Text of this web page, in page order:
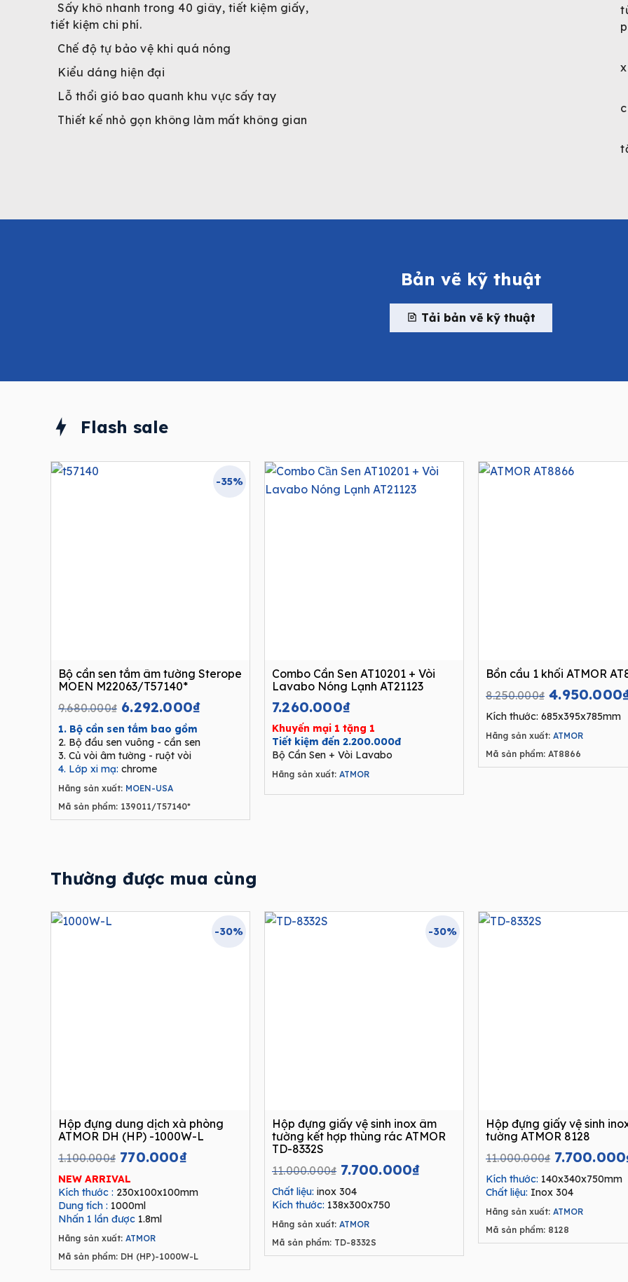
Sấy khô nhanh trong 40 giây, tiết kiệm giấy,
tiết kiệm chi phí.
Chế độ tự bảo vệ khi quá nóng
Kiểu dáng hiện đại
Lỗ thổi gió bao quanh khu vực sấy tay
Thiết kế nhỏ gọn không làm mất không gian
Bản vẽ kỹ thuật
Tải bản vẽ kỹ thuật
Flash sale
-35%
Bộ cần sen tắm âm tường Sterope
MOEN M22063/T57140*
9.680.000₫ Original
price
was:
9.680.000₫.
6.292.000₫Current
6.292.000₫.
1. Bộ cần sen tắm bao gồm
2. Bộ đầu sen vuông - cần sen
3. Củ vòi âm tường - ruột vòi
4. Lớp xi mạ: chrome
Hãng sản xuất: MOEN-USA
Mã sản phẩm: 139011/T57140*
Combo Cần Sen AT10201 + Vòi
Lavabo Nóng Lạnh AT21123
7.260.000₫
Khuyến mại 1 tặng 1
Tiết kiệm đến 2.200.000đ
Bộ Cần Sen + Vòi Lavabo
Hãng sản xuất: ATMOR
Bồn cầu 1 khối ATMOR
8.250.000₫ Original
price
was:
4.950.000
Kích thước: 685x395x785mm
Hãng sản xuất: ATMOR
Mã sản phẩm: AT8866
Thường được mua cùng
-30%
Hộp đựng dung dịch xà phòng
ATMOR DH (HP) -1000W-L
1.100.000₫ Original
price
was:
1.100.000₫.
770.000₫Current
is:
NEW ARRIVAL
Kích thước : 230x100x100mm
Dung tích : 1000ml
Nhấn 1 lần được 1.8ml
Hãng sản xuất: ATMOR
Mã sản phẩm: DH (HP)-1000W-L
-30%
Hộp đựng giấy vệ sinh inox âm
tường kết hợp thùng rác ATMOR
TD-8332S
11.000.000₫ Original
price
was:
7.700.000₫Current
7.700.000₫.
Chất liệu: inox 304
Kích thước: 138x300x750
Hãng sản xuất: ATMOR
Mã sản phẩm: TD-8332S
Hộp đựng giấy vệ sinh
tường ATMOR 8128
11.000.000₫ Original
price
was:
7.700.000
Kích thước: 140x340x750mm
Chất liệu: Inox 304
Hãng sản xuất: ATMOR
Mã sản phẩm: 8128